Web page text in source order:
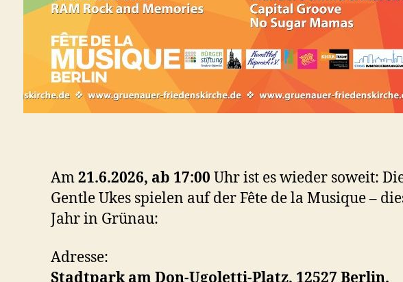
Am21.6.2026, ab 17:00 Uhr ist es wieder soweit:
Gentle Ukes spielen auf der Fête de la Musique –
Jahr in Grünau:
Adresse:
Stadtpark am Don-Ugoletti-Platz, 12527 Berlin.